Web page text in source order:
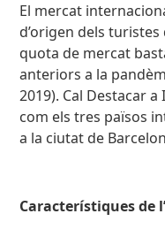
El mercat
d’origen dels
quota de mercat
anteriors a la
2019). Cal Destacar
com els tres països
a la ciutat de
Característiques de